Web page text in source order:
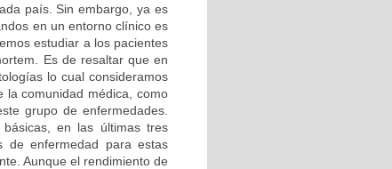
país. Sin embargo, ya es
en un entorno clínico es
estudiar a los pacientes
Es de resaltar que en
lo cual consideramos
la comunidad médica, como
grupo de enfermedades.
en las últimas tres
de enfermedad para estas
Aunque el rendimiento de